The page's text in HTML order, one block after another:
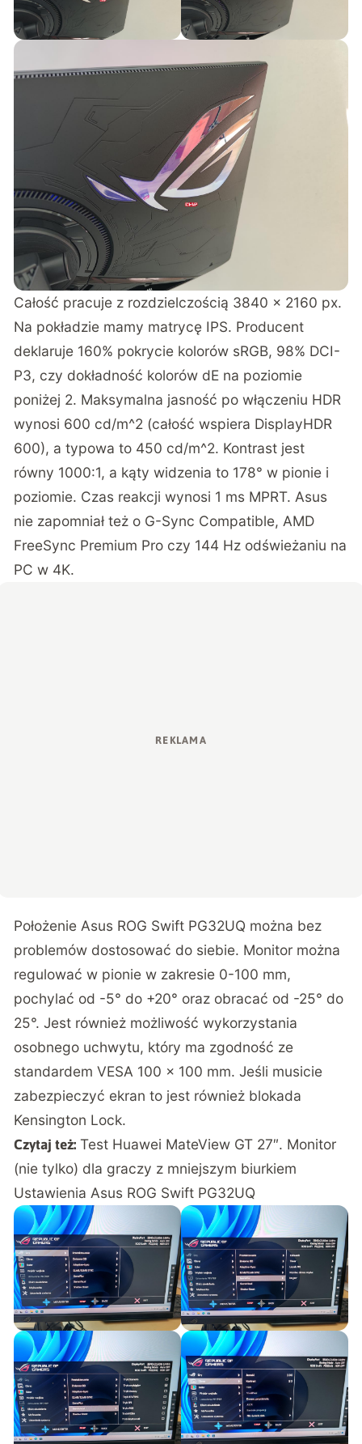
Całość pracuje z rozdzielczością 3840 x 2160 px.
Na pokładzie mamy matrycę IPS. Producent
deklaruje 160% pokrycie kolorów sRGB, 98% DCI-
P3, czy dokładność kolorów dE na poziomie
poniżej 2. Maksymalna jasność po włączeniu HDR
wynosi 600 cd/m^2 (całość wspiera DisplayHDR
600), a typowa to 450 cd/m^2. Kontrast jest
równy 1000:1, a kąty widzenia to 178° w pionie i
poziomie. Czas reakcji wynosi 1 ms MPRT. Asus
nie zapomniał też o G-Sync Compatible, AMD
FreeSync Premium Pro czy 144 Hz odświeżaniu na
PC w 4K.
Położenie Asus ROG Swift PG32UQ można bez
problemów dostosować do siebie. Monitor można
regulować w pionie w zakresie 0-100 mm,
pochylać od -5° do +20° oraz obracać od -25° do
25°. Jest również możliwość wykorzystania
osobnego uchwytu, który ma zgodność ze
standardem VESA 100 x 100 mm. Jeśli musicie
zabezpieczyć ekran to jest również blokada
Kensington Lock.
Czytaj też: Test Huawei MateView GT 27″. Monitor
(nie tylko) dla graczy z mniejszym biurkiem
Ustawienia Asus ROG Swift PG32UQ